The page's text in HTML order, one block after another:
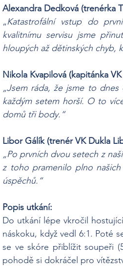
Alexandra Dedková (trenérka
„Katastrofální vstup do
kvalitnímu servisu jsme
hloupých až dětinských chyb,
Nikola Kvapilová (kapitánka
„Jsem ráda, že jsme to
každým setem horší. O to
domů tři body.“
Libor Gálík (trenér VK Dukla
„Po prvních dvou setech z
z toho pramenilo plno
úspěchů.“
Popis utkání:
Do utkání lépe vkročil
náskoku, když vedl 6:1. Poté
se ve skóre přiblížit soupeři
pohodě si dokráčel pro